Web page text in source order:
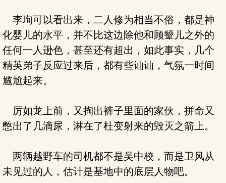
李珣可以看出来，二人修为相当不俗，都是神
化婴儿的水平，并不比这边除他和顾颦儿之外的
任何一人逊色，甚至还有超出，如此事实，几个
精英弟子反应过来后，都有些讪讪，气氛一时间
尴尬起来。
厉如龙上前，又掏出裤子里面的家伙，拼命又
憋出了几滴尿，淋在了杜变射来的毁灭之箭上。
两辆越野车的司机都不是吴中校，而是卫风从
未见过的人，估计是基地中的底层人物吧。